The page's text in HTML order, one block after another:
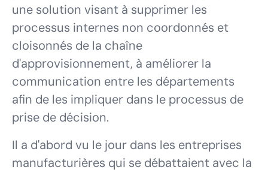
une solution visant à supprimer les
processus internes non coordonnés et
cloisonnés de la chaîne
d'approvisionnement, à améliorer la
communication entre les départements
afin de les impliquer dans le processus de
prise de décision.
Il a d'abord vu le jour dans les entreprises
manufacturières qui se débattaient avec la